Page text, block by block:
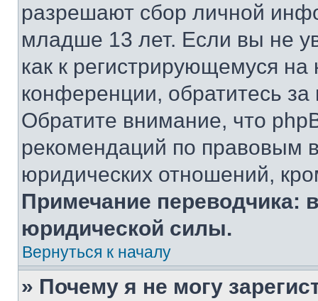
разрешают сбор личной
младше 13 лет. Если вы не
как к регистрирующемуся
конференции, обратитесь
Обратите внимание, что
рекомендаций по правовым
юридических отношений,
Примечание переводчика:
юридической силы.
Вернуться к началу
» Почему я не могу